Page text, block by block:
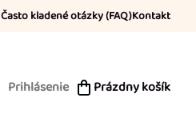
Často kladené otázky (FAQ)Kontakt
Prihlásenie
NÁKUPNÝ
Prázdny košík